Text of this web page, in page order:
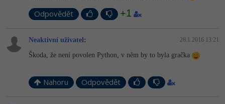
Odpovědět +1
Neaktivní uživatel : 28.1.2016 13:21
Škoda, že není povolen Python, v něm by to byla gračka
Nahoru Odpovědět